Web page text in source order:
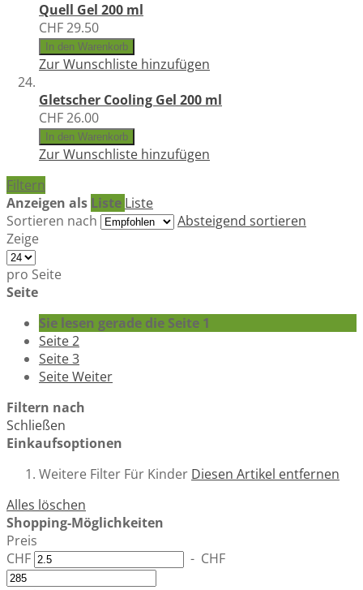
Quell Gel 200 ml
CHF 29.50
In den Warenkorb
Zur Wunschliste hinzufügen
Gletscher Cooling Gel 200 ml
CHF 26.00
In den Warenkorb
Zur Wunschliste hinzufügen
Filtern
Anzeigen als Liste Liste
Sortieren nach
Absteigend sortieren
Zeige
pro Seite
Seite
Sie lesen gerade die Seite 1
Seite2
Seite3
SeiteWeiter
Filtern nach
Schließen
Einkaufsoptionen
Weitere Filter Für Kinder Diesen Artikel entfernen
Alles löschen
Shopping-Möglichkeiten
Preis
CHF
- CHF